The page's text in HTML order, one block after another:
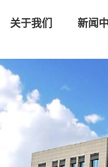
关于我们 新闻